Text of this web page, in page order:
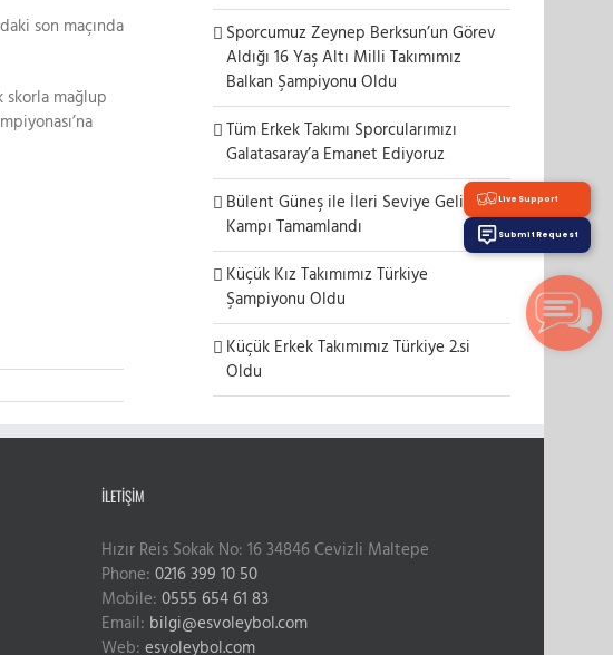
son maçında
skorla mağlup
Sporcumuz Zeynep Berksun’un Görev
Aldığı 16 Yaş Altı Milli Takımımız
Balkan Şampiyonu Oldu
Tüm Erkek Takımı Sporcularımızı
Galatasaray’a Emanet Ediyoruz
Bülent Güneş ile İleri Seviye Gelişim
Kampı Tamamlandı
Küçük Kız Takımımız Türkiye
Şampiyonu Oldu
Küçük Erkek Takımımız Türkiye 2.si
Oldu
İLETIŞIM
Hızır Reis Sokak No: 16 34846 Cevizli Maltepe
Phone:0216 399 10 50
Mobile:0555 654 61 83
Email: bilgi@esvoleybol.com
Web:esvoleybol.com
Live Support
Submit Request